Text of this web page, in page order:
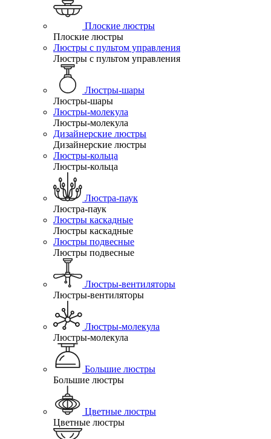
Плоские люстры
Плоские люстры
Люстры с пультом управления
Люстры с пультом управления
Люстры-шары
Люстры-шары
Люстры-молекула
Люстры-молекула
Дизайнерские люстры
Дизайнерские люстры
Люстры-кольца
Люстры-кольца
Люстра-паук
Люстра-паук
Люстры каскадные
Люстры каскадные
Люстры подвесные
Люстры подвесные
Люстры-вентиляторы
Люстры-вентиляторы
Люстры-молекула
Люстры-молекула
Большие люстры
Большие люстры
Цветные люстры
Цветные люстры